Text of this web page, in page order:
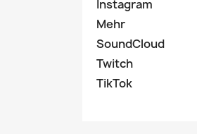
Instagram
Mehr
SoundCloud
Twitch
TikTok